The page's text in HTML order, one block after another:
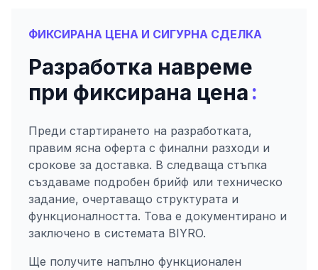
ФИКСИРАНА ЦЕНА И СИГУРНА СДЕЛКА
Разработка навреме
при фиксирана цена:
Преди стартирането на разработката,
правим ясна оферта с финални разходи и
срокове за доставка. В следваща стъпка
създаваме подробен брийф или техническо
задание, очертаващо структурата и
функционалността. Това е документирано и
заключено в системата BIYRO.
Ще получите напълно функционален